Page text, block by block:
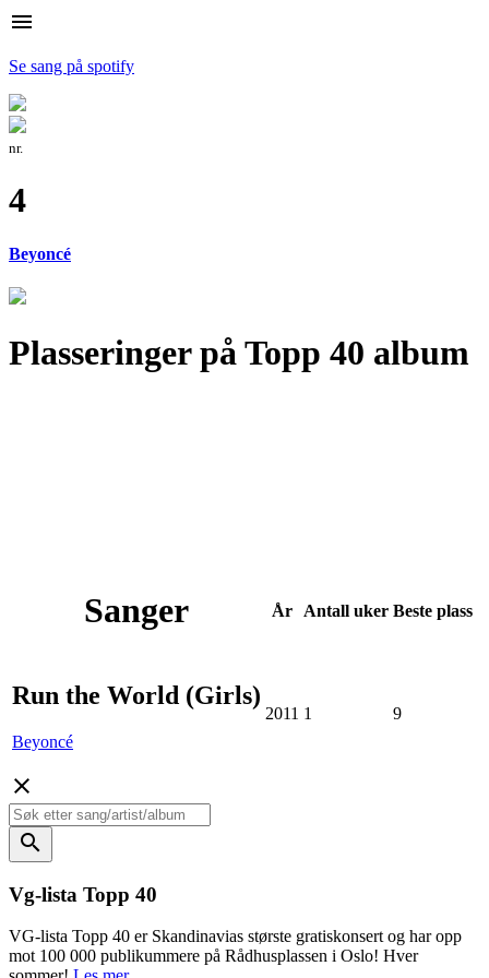
menu
Se sang på spotify
nr.
4
Beyoncé
Plasseringer på Topp 40 album
Sanger År Antall uker Beste plass
Run the World (Girls)
Beyoncé
2011 1 9
close
search
Vg-lista Topp 40
VG-lista Topp 40 er Skandinavias største gratiskonsert og har opp
mot 100 000 publikummere på Rådhusplassen i Oslo! Hver